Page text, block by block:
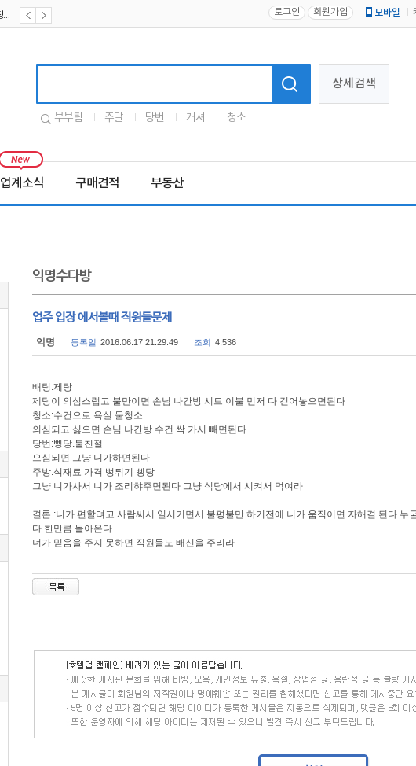
[공지] [호텔업] 개인정보 처리방침 개정본1 (19.09.02) 로그인 회원가입 모바일
상세검색
부부팀 주말 당번 캐셔 청소
업계소식 구매견적 부동산
익명수다방
업주 입장 에서볼때 직원들문제
익명 등록일 2016.06.17 21:29:49 조회 4,536
배팅:제탕
제탕이 의심스럽고 불만이면 손님 나간방 시트 이불 먼저 다 걷어놓으면된다
청소:수건으로 욕실 물청소
의심되고 싫으면 손님 나간방 수건 싹 가서 빼면된다
당번:삥당.불친절
으심되면 그냥 니가하면된다
주방:식재료 가격 뻥튀기 삥당
그냥 니가사서 니가 조리햐주면된다 그냥 식당에서 시켜서 먹여라
결론 :니가 편할려고 사람써서 일시키면서 불평불만 하기전에 니가 움직이면 자해결 된다 누
다 한만큼 돌아온다
너가 믿음을 주지 못하면 직원들도 배신을 주리라